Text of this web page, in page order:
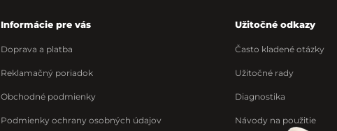
Informácie pre vás
Doprava a platba
Reklamačný poriadok
Obchodné podmienky
Podmienky ochrany osobných údajov
Užitočné odkazy
Často kladené otázky
Užitočné rady
Diagnostika
Návody na použitie